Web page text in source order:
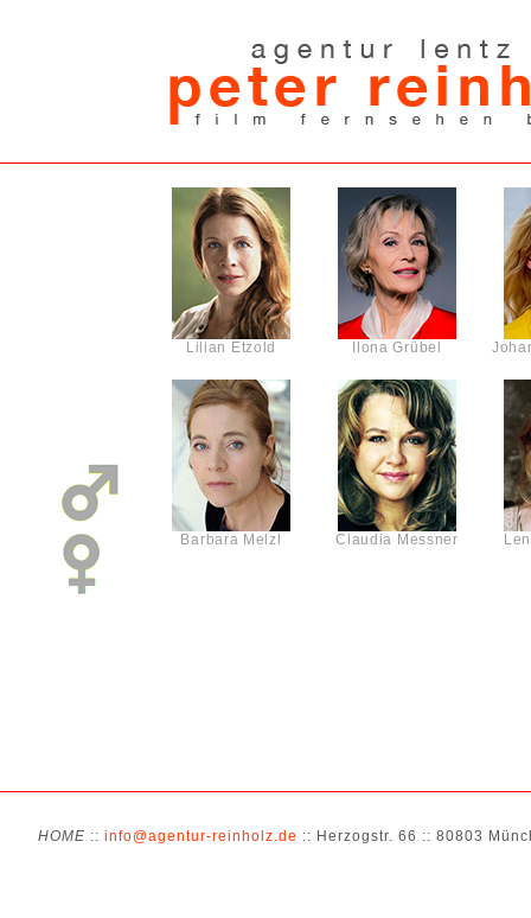
Lilian Etzold Ilona Grübel
Barbara Melzl Claudia Messner
HOME :: info@agentur-reinholz.de :: Herzogstr. 66 :: 80803